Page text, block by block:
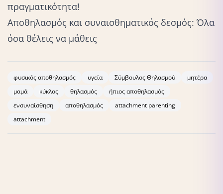
πραγματικότητα!
Αποθηλασμός και συναισθηματικός δεσμός: Όλα
όσα θέλεις να μάθεις
φυσικός αποθηλασμός υγεία Σύμβουλος Θηλασμού
μητέρα
μαμά
κύκλος θηλασμός
ήπιος αποθηλασμός
ενσυναίσθηση
αποθηλασμός
attachment parenting
attachment